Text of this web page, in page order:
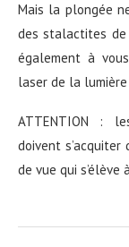
Mais la plongée
des stalactites
également à
laser de la
ATTENTION :
doivent s’acquiter
de vue qui s’élève